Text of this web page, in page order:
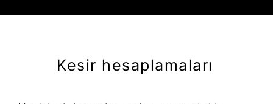
Kesir hesaplamaları